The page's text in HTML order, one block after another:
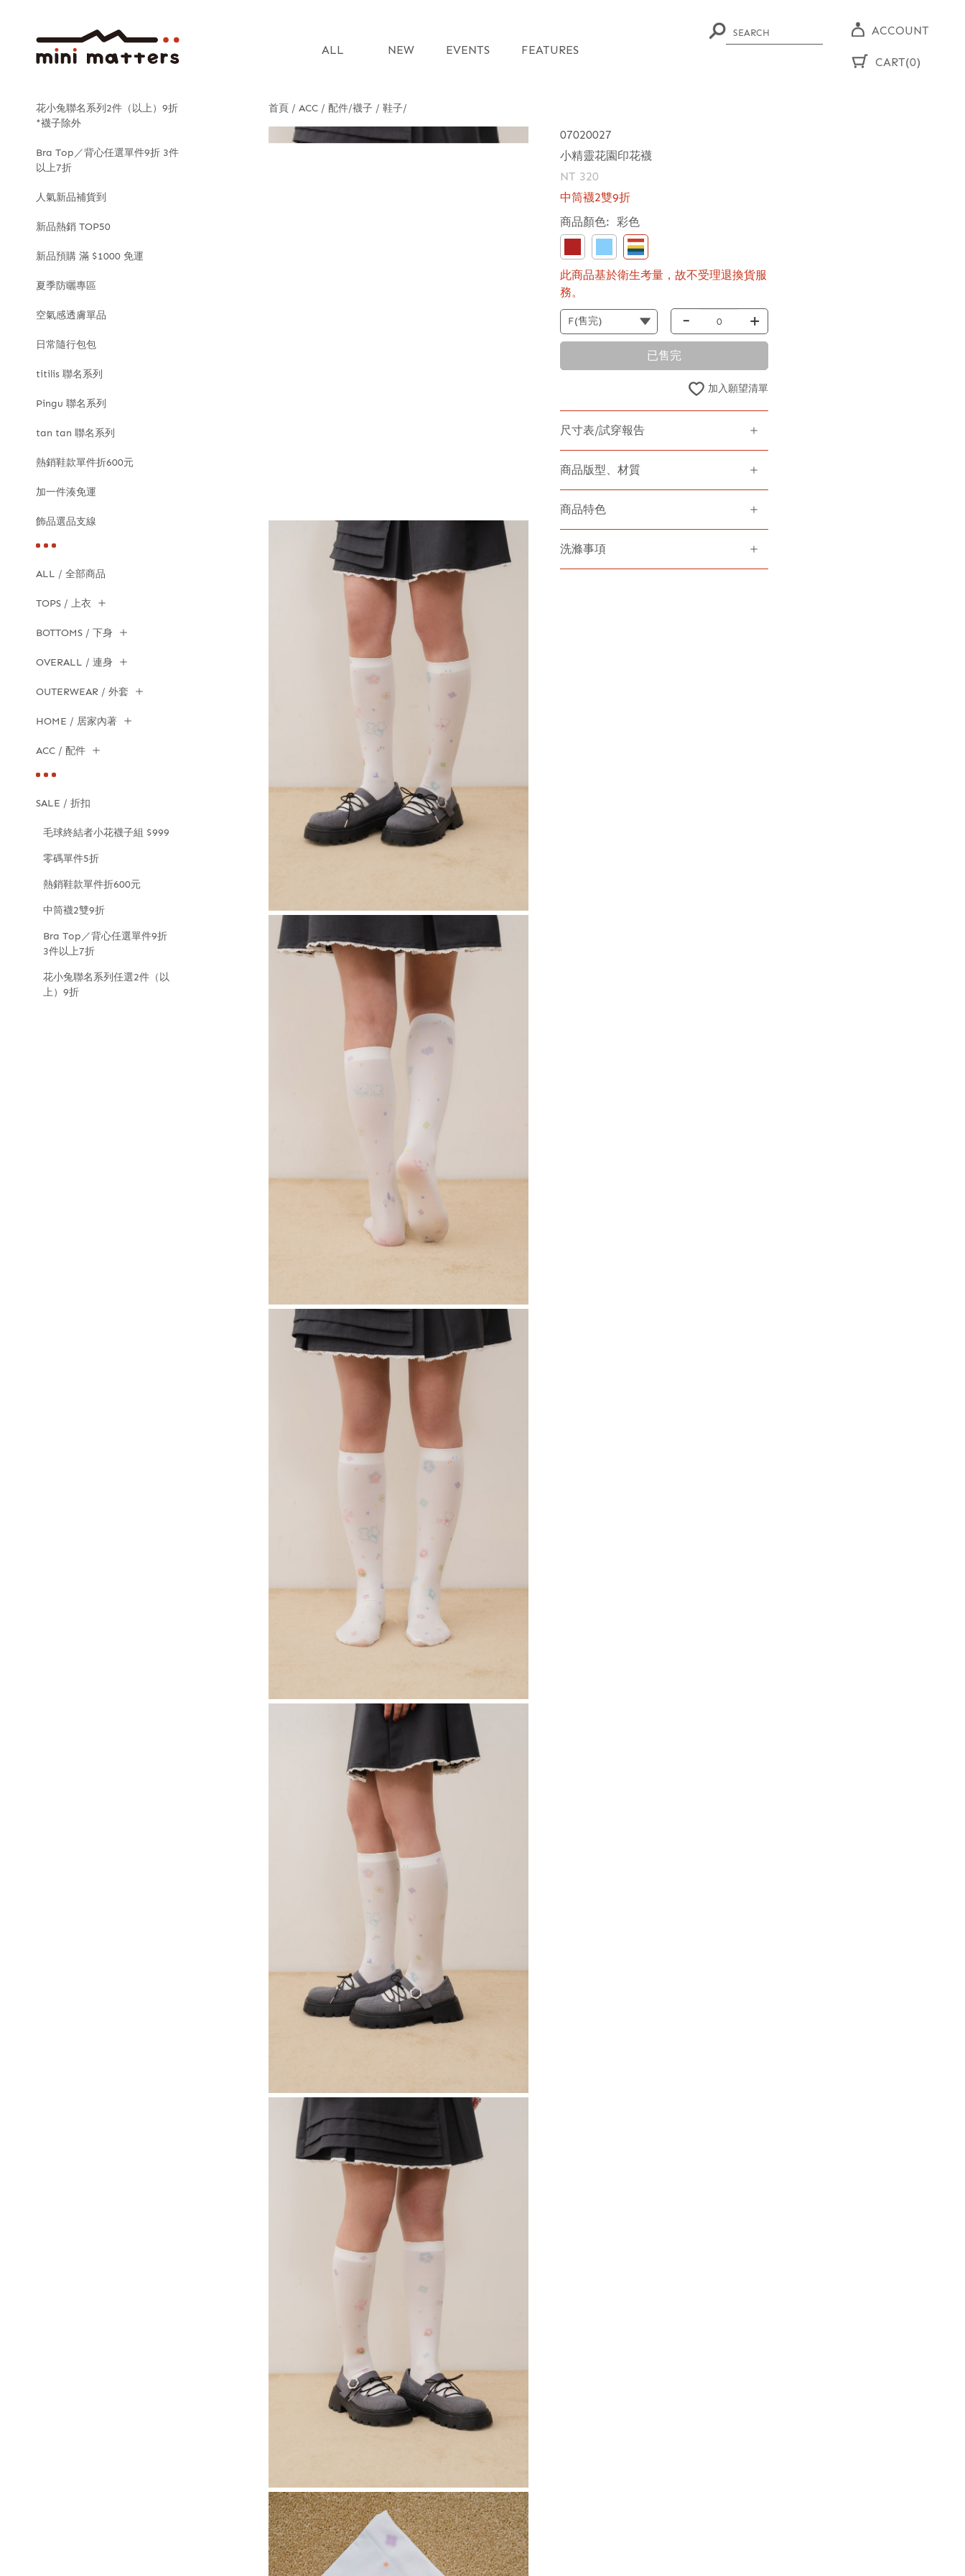
ALL NEW EVENTS FEATURES
ACCOUNT
CART(0)
花小兔聯名系列2件（以上）9折
*襪子除外
Bra Top／背心任選單件9折 3件
以上7折
人氣新品補貨到
新品熱銷 TOP50
新品預購 滿 $1000 免運
夏季防曬專區
空氣感透膚單品
日常隨行包包
titilis 聯名系列
Pingu 聯名系列
tan tan 聯名系列
熱銷鞋款單件折600元
加一件湊免運
飾品選品支線
ALL / 全部商品
TOPS / 上衣
BOTTOMS / 下身
OVERALL / 連身
OUTERWEAR / 外套
HOME / 居家內著
ACC / 配件
SALE / 折扣
毛球終結者小花襪子組 $999
零碼單件5折
熱銷鞋款單件折600元
中筒襪2雙9折
Bra Top／背心任選單件9折
3件以上7折
花小兔聯名系列任選2件（以
上）9折
首頁 ACC / 配件 襪子 / 鞋子
07020027
小精靈花園印花襪
NT 320
中筒襪2雙9折
商品顏色: 彩色
此商品基於衛生考量，故不受理退換貨服
務。
- +
已售完
加入願望清單
尺寸表/試穿報告
商品版型、材質
商品特色
洗滌事項